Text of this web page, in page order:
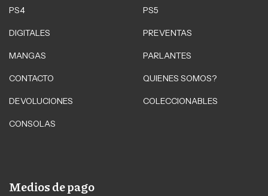
PS4 PS5
DIGITALES PREVENTAS
MANGAS PARLANTES
CONTACTO QUIENES SOMOS?
DEVOLUCIONES COLECCIONABLES
CONSOLAS
Medios de pago